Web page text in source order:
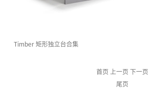
Timber 矩形独立台合集
首页 上一页 下一页
尾页